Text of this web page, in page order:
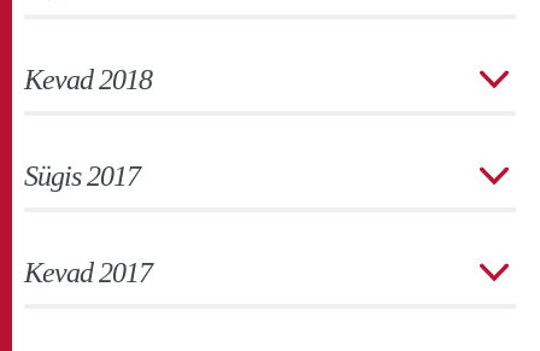
Kevad 2018
Sügis 2017
Kevad 2017